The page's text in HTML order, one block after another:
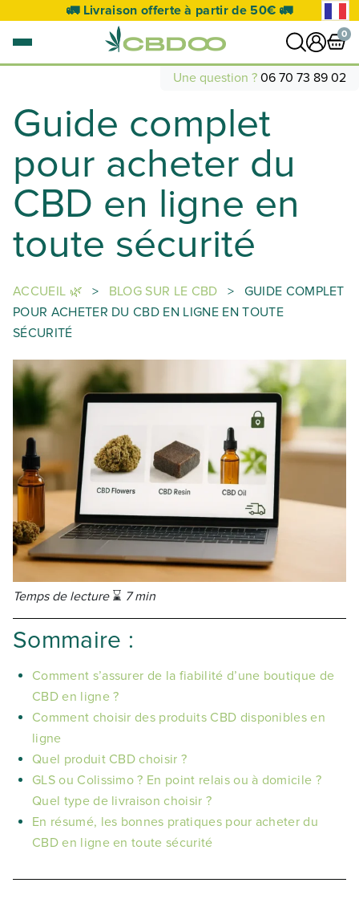
🚛 Livraison offerte à partir de 50€ 🚛
0
0 article
Votre panier est vide.
Une question ? 06 70 73 89 02
Guide complet
pour acheter du
CBD en ligne en
toute sécurité
ACCUEIL 🌿 > BLOG SUR LE CBD >
GUIDE COMPLET
POUR ACHETER DU CBD EN LIGNE EN TOUTE
SÉCURITÉ
Temps de lecture ⌛ 7 min
Sommaire :
Comment s’assurer de la fiabilité d’une boutique de
CBD en ligne ?
Comment choisir des produits CBD disponibles en
ligne
Quel produit CBD choisir ?
GLS ou Colissimo ? En point relais ou à domicile ?
Quel type de livraison choisir ?
En résumé, les bonnes pratiques pour acheter du
CBD en ligne en toute sécurité